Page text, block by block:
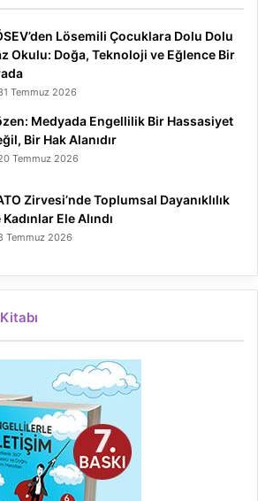
Lösemili Çocuklara Dolu Dolu
Okulu: Doğa, Teknoloji ve Eğlence Bir
Temmuz 2026
Medyada Engellilik Bir Hassasiyet
Bir Hak Alanıdır
Temmuz 2026
Zirvesi’nde Toplumsal Dayanıklılık
Kadınlar Ele Alındı
Temmuz 2026